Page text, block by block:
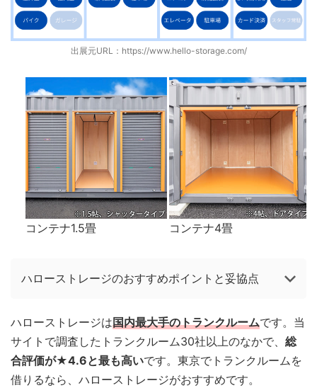
出展元URL： https://www.hello-storage.com/
コンテナ1.5畳 コンテナ4畳
ハローストレージのおすすめポイントと妥協点
ハローストレージは国内最大手のトランクルームです。当
サイトで調査したトランクルーム30社以上のなかで、 総
合評価が★4.6と最も高いです。東京でトランクルームを
借りるなら、ハローストレージがおすすめです。